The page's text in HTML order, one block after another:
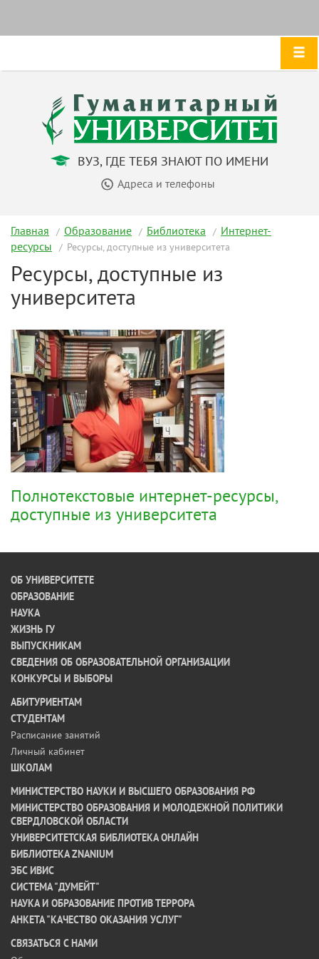
ВУЗ, ГДЕ ТЕБЯ ЗНАЮТ ПО ИМЕНИ
Адреса и телефоны
Главная Образование Библиотека
Интернет-
ресурсы
Ресурсы, доступные из университета
Ресурсы, доступные из
университета
Полнотекстовые интернет-ресурсы,
доступные из университета
ОБ УНИВЕРСИТЕТЕ
ОБРАЗОВАНИЕ
НАУКА
ЖИЗНЬ ГУ
ВЫПУСКНИКАМ
СВЕДЕНИЯ ОБ ОБРАЗОВАТЕЛЬНОЙ ОРГАНИЗАЦИИ
КОНКУРСЫ И ВЫБОРЫ
АБИТУРИЕНТАМ
СТУДЕНТАМ
Расписание занятий
Личный кабинет
ШКОЛАМ
МИНИСТЕРСТВО НАУКИ И ВЫСШЕГО ОБРАЗОВАНИЯ РФ
МИНИСТЕРСТВО ОБРАЗОВАНИЯ И МОЛОДЕЖНОЙ ПОЛИТИКИ
СВЕРДЛОВСКОЙ ОБЛАСТИ
УНИВЕРСИТЕТСКАЯ БИБЛИОТЕКА ОНЛАЙН
БИБЛИОТЕКА ZNANIUM
ЭБС ИВИС
СИСТЕМА "ДУМЕЙТ"
НАУКА И ОБРАЗОВАНИЕ ПРОТИВ ТЕРРОРА
АНКЕТА "КАЧЕСТВО ОКАЗАНИЯ УСЛУГ"
CВЯЗАТЬСЯ С НАМИ